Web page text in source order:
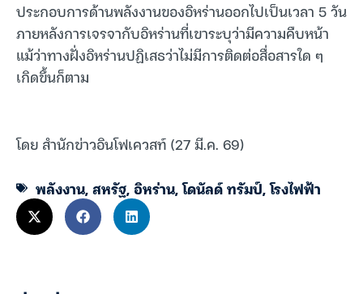
ประกอบการด้านพลังงานของอิหร่านออกไปเป็นเวลา 5 วัน
ภายหลังการเจรจากับอิหร่านที่เขาระบุว่ามีความคืบหน้า
แม้ว่าทางฝั่งอิหร่านปฏิเสธว่าไม่มีการติดต่อสื่อสารใด ๆ
เกิดขึ้นก็ตาม
โดย สำนักข่าวอินโฟเควสท์ (27 มี.ค. 69)
พลังงาน,สหรัฐ,อิหร่าน,โดนัลด์ ทรัมป์,โรงไฟฟ้า